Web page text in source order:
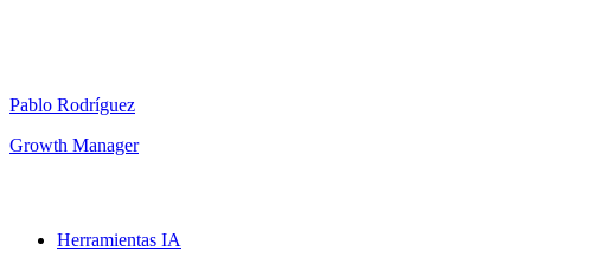
Pablo Rodríguez
Growth Manager
Herramientas IA